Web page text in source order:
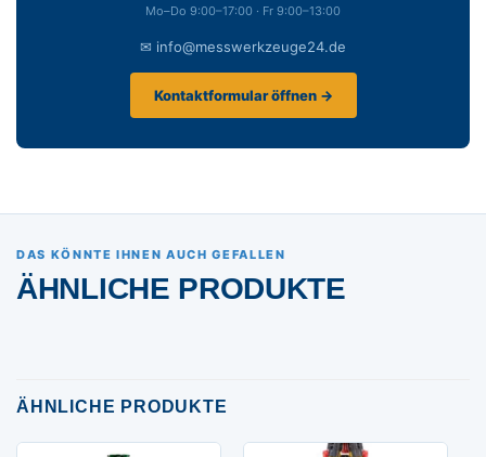
Mo–Do 9:00–17:00 · Fr 9:00–13:00
✉ info@messwerkzeuge24.de
Kontaktformular öffnen →
DAS KÖNNTE IHNEN AUCH GEFALLEN
ÄHNLICHE PRODUKTE
ÄHNLICHE PRODUKTE